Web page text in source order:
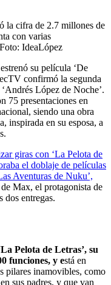
la cifra de 2.7 millones de
con varias
IdeaLópez
su película ‘De
confirmó la segunda
López de Noche’.
75 presentaciones en
siendo una obra
inspirada en su esposa, a
giras con ‘La Pelota de
el doblaje de películas
Aventuras de Nuku’,
Max, el protagonista de
dos entregas.
Pelota de Letras’, su
funciones, y está en
pilares inamovibles, como
sus padres, y que van